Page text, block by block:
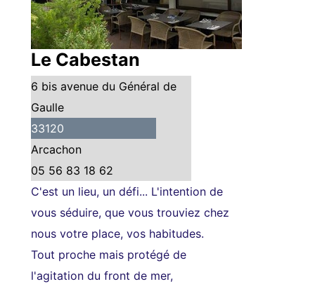
Le Cabestan
6 bis avenue du Général de
Gaulle
33120
Arcachon
05 56 83 18 62
C'est un lieu, un défi... L'intention de
vous séduire, que vous trouviez chez
nous votre place, vos habitudes.
Tout proche mais protégé de
l'agitation du front de mer,